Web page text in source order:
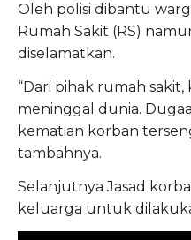
Oleh polisi dibantu
Rumah Sakit (RS)
diselamatkan.
“Dari pihak rumah
meninggal dunia.
kematian korban
tambahnya.
Selanjutnya Jasad
keluarga untuk